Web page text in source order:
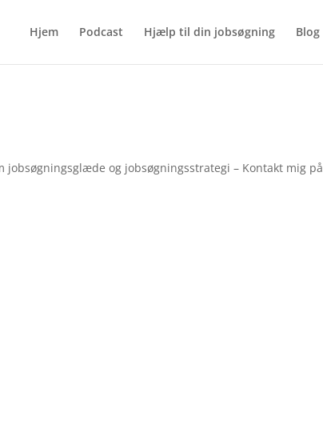
Hjem Podcast Hjælp til din jobsøgning Blog
jobsøgningsglæde og jobsøgningsstrategi – Kontakt mig på